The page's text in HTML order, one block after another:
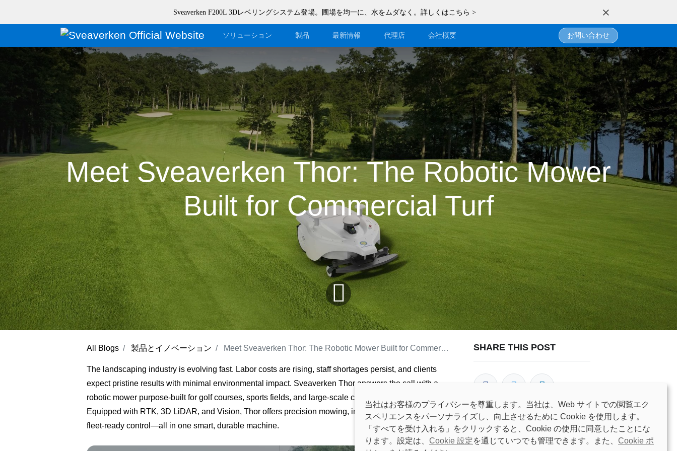
Sveaverken F200L 3Dレベリングシステム登場。圃場を均一に、水をムダなく。詳しくはこちら >
ソリューション 製品 最新情報
ブログ
イベント
サポート
ダウンロード
代理店
代理店になる
ウェイブショップ登録
代理店DMSシステム
会社概要 お問い合わせ
Meet Sveaverken Thor: The Robotic Mower
Built for Commercial Turf
All Blogs 製品とイノベーション Meet Sveaverken Thor: The Robotic Mower Built for Commercial Turf
The landscaping industry is evolving fast. Labor costs are rising, staff shortages persist, and clients
expect pristine results with minimal environmental impact. Sveaverken Thor answers the call with a
robotic mower purpose-built for golf courses, sports fields, and large-scale commercial grounds.
Equipped with RTK, 3D LiDAR, and Vision, Thor offers precision mowing, intelligent navigation, and
fleet-ready control—all in one smart, durable machine.
SHARE THIS POST
OUR BLOGS
当社はお客様のプライバシーを尊重します。当社は、Web サイトでの閲覧エク
スペリエンスをパーソナライズし、向上させるために Cookie を使用します。
「すべてを受け入れる」をクリックすると、Cookie の使用に同意したことにな
ります。設定は、 Cookie 設定を通じていつでも管理できます。また、 Cookie ポ